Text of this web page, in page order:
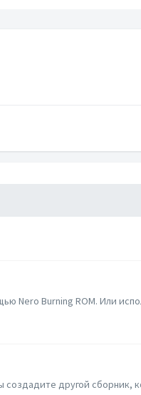
Nero Burning ROM. Или
создадите другой сборник,